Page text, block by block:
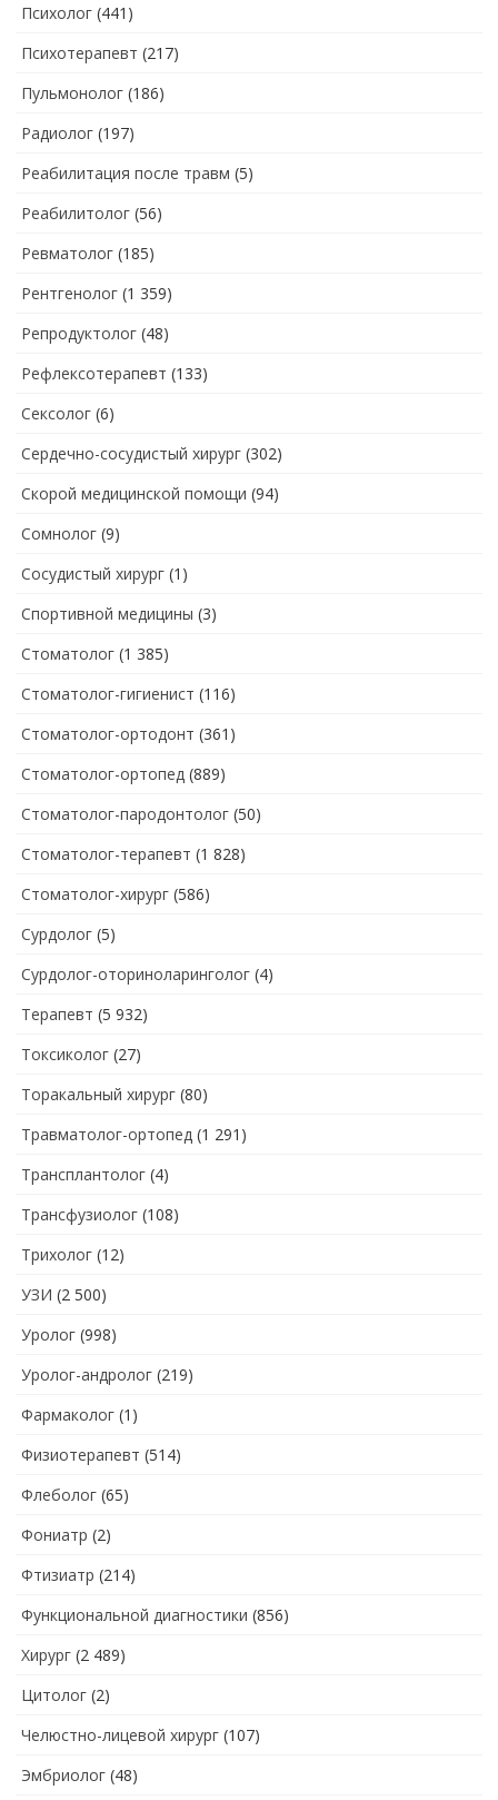
Психолог (441)
Психотерапевт (217)
Пульмонолог (186)
Радиолог (197)
Реабилитация после травм (5)
Реабилитолог (56)
Ревматолог (185)
Рентгенолог (1 359)
Репродуктолог (48)
Рефлексотерапевт (133)
Сексолог (6)
Сердечно-сосудистый хирург (302)
Скорой медицинской помощи (94)
Сомнолог (9)
Сосудистый хирург (1)
Спортивной медицины (3)
Стоматолог (1 385)
Стоматолог-гигиенист (116)
Стоматолог-ортодонт (361)
Стоматолог-ортопед (889)
Стоматолог-пародонтолог (50)
Стоматолог-терапевт (1 828)
Стоматолог-хирург (586)
Сурдолог (5)
Сурдолог-оториноларинголог (4)
Терапевт (5 932)
Токсиколог (27)
Торакальный хирург (80)
Травматолог-ортопед (1 291)
Трансплантолог (4)
Трансфузиолог (108)
Трихолог (12)
УЗИ (2 500)
Уролог (998)
Уролог-андролог (219)
Фармаколог (1)
Физиотерапевт (514)
Флеболог (65)
Фониатр (2)
Фтизиатр (214)
Функциональной диагностики (856)
Хирург (2 489)
Цитолог (2)
Челюстно-лицевой хирург (107)
Эмбриолог (48)